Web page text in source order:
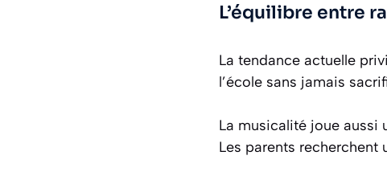
L’équilibre entre
La tendance actuelle
l’école sans jamais
La musicalité joue aussi
Les parents recherchent